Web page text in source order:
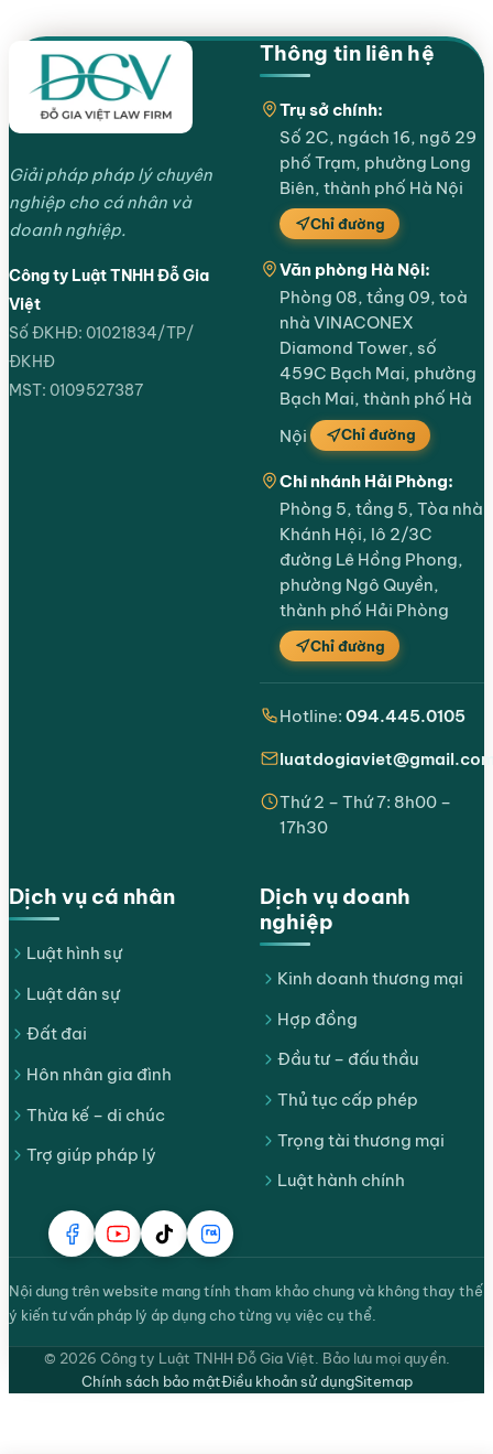
Giải pháp pháp lý chuyên
nghiệp cho cá nhân và
doanh nghiệp.
Công ty Luật TNHH Đỗ Gia
Việt
Số ĐKHĐ: 01021834/TP/
ĐKHĐ
MST: 0109527387
Dịch vụ cá nhân
Luật hình sự
Luật dân sự
Đất đai
Hôn nhân gia đình
Thừa kế – di chúc
Trợ giúp pháp lý
Dịch vụ doanh
nghiệp
Kinh doanh thương mại
Hợp đồng
Đầu tư – đấu thầu
Thủ tục cấp phép
Trọng tài thương mại
Luật hành chính
Thông tin liên hệ
Trụ sở chính:
Số 2C, ngách 16, ngõ 29
phố Trạm, phường Long
Biên, thành phố Hà Nội
Chỉ đường
Văn phòng Hà Nội:
Phòng 08, tầng 09, toà
nhà VINACONEX
Diamond Tower, số
459C Bạch Mai, phường
Bạch Mai, thành phố Hà
Nội
Chỉ đường
Chi nhánh Hải Phòng:
Phòng 5, tầng 5, Tòa nhà
Khánh Hội, lô 2/3C
đường Lê Hồng Phong,
phường Ngô Quyền,
thành phố Hải Phòng
Chỉ đường
Hotline: 094.445.0105
Thứ 2 – Thứ 7: 8h00 –
17h30
Nội dung trên website mang tính tham khảo chung và không thay thế
ý kiến tư vấn pháp lý áp dụng cho từng vụ việc cụ thể.
© 2026 Công ty Luật TNHH Đỗ Gia Việt. Bảo lưu mọi quyền.
Chính sách bảo mậtĐiều khoản sử dụngSitemap